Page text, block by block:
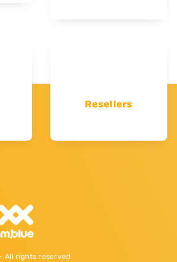
Resellers
All rights reserved